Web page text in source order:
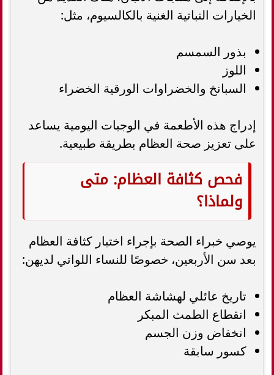
الخيارات النباتية الغنية بالكالسيوم، مثل:
بذور السمسم
اللوز
السبانخ والخضراوات الورقية الخضراء
إدراج هذه الأطعمة في الوجبات اليومية يساعد
على تعزيز صحة العظام بطريقة طبيعية.
فحص كثافة العظام: متى
ولماذا؟
يوصي خبراء الصحة بإجراء اختبار كثافة العظام
بعد سن الأربعين، خصوصًا للنساء اللواتي لديهن:
تاريخ عائلي لهشاشة العظام
انقطاع الطمث المبكر
انخفاض وزن الجسم
كسور سابقة